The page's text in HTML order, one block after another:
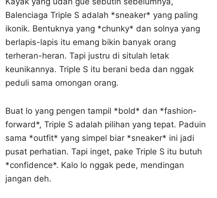
Balenciaga Triple S adalah *sneaker* yang paling
ikonik. Bentuknya yang *chunky* dan solnya yang
berlapis-lapis itu emang bikin banyak orang
terheran-heran. Tapi justru di situlah letak
keunikannya. Triple S itu berani beda dan nggak
peduli sama omongan orang.
Buat lo yang pengen tampil *bold* dan *fashion-
forward*, Triple S adalah pilihan yang tepat. Paduin
sama *outfit* yang simpel biar *sneaker* ini jadi
pusat perhatian. Tapi inget, pake Triple S itu butuh
*confidence*. Kalo lo nggak pede, mendingan
jangan deh.